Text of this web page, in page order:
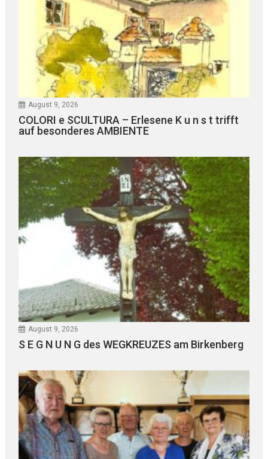
August 9, 2026
COLORI e SCULTURA – Erlesene K u n s t trifft
auf besonderes AMBIENTE
August 9, 2026
S E G N U N G des WEGKREUZES am Birkenberg